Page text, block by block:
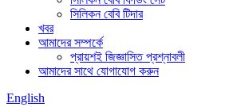
সিলিকন বেবি টিদার
খবর
আমাদের সম্পর্কে
প্রায়শই জিজ্ঞাসিত প্রশ্নাবলী
আমাদের সাথে যোগাযোগ করুন
English